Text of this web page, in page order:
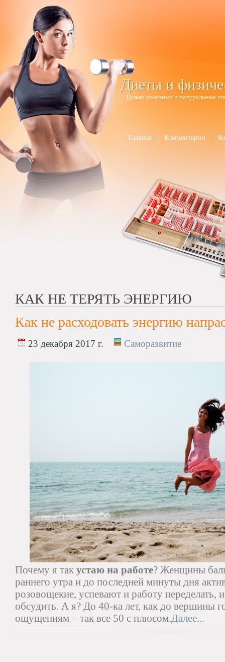
Диеты и
Только полезные и натуральные
Главная Комментарии
КАК НЕ ТЕРЯТЬ ЭНЕРГИЮ
Как не расходовать энергию
23 декабря 2017 г. Саморазвитие
Почему я так устаю на работе? Женщины
раннего утра и до последней минуты дня
розовощекие, успевают и работу переделать,
обсудить. А я? До 40-ка лет, как до вершины
ощущениям – так все 50 с плюсом.Далее...